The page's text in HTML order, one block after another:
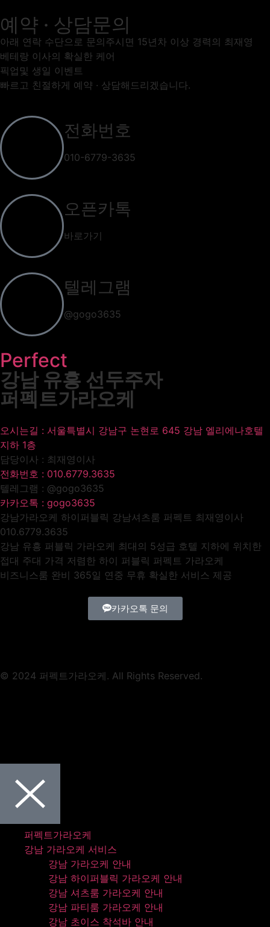
예약 · 상담문의
아래 연락 수단으로 문의주시면 15년차 이상 경력의 최재영
베테랑 이사의 확실한 케어
픽업및 생일 이벤트
빠르고 친절하게 예약 · 상담해드리겠습니다.
전화번호
010-6779-3635
오픈카톡
바로가기
텔레그램
@gogo3635
Perfect
강남 유흥 선두주자
퍼펙트가라오케
오시는길 : 서울특별시 강남구 논현로 645 강남 엘리에나호텔
지하 1층
담당이사 : 최재영이사
전화번호 : 010.6779.3635
텔레그램 : @gogo3635
카카오톡 : gogo3635
강남가라오케 하이퍼블릭 강남셔츠룸 퍼펙트 최재영이사
010.6779.3635
강남 유흥 퍼블릭 가라오케 최대의 5성급 호텔 지하에 위치한
접대 주대 가격 저렴한 하이 퍼블릭 퍼펙트 가라오케
비즈니스룸 완비 365일 연중 무휴 확실한 서비스 제공
카카오톡 문의
© 2024 퍼펙트가라오케. All Rights Reserved.
퍼펙트가라오케
강남 가라오케 서비스
강남 가라오케 안내
강남 하이퍼블릭 가라오케 안내
강남 셔츠룸 가라오케 안내
강남 파티룸 가라오케 안내
강남 초이스 착석바 안내